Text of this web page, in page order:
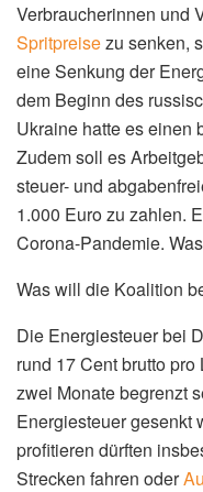
Verbraucherinnen und
Spritpreisezu senken,
eine Senkung der
dem Beginn des
Ukraine hatte es einen
Zudem soll es
steuer- und
1.000 Euro zu zahlen.
Corona-Pandemie.
Was will die Koalition
Die Energiesteuer bei
rund 17 Cent brutto
zwei Monate begrenzt
Energiesteuer gesenkt
profitieren dürften
Strecken fahren oder